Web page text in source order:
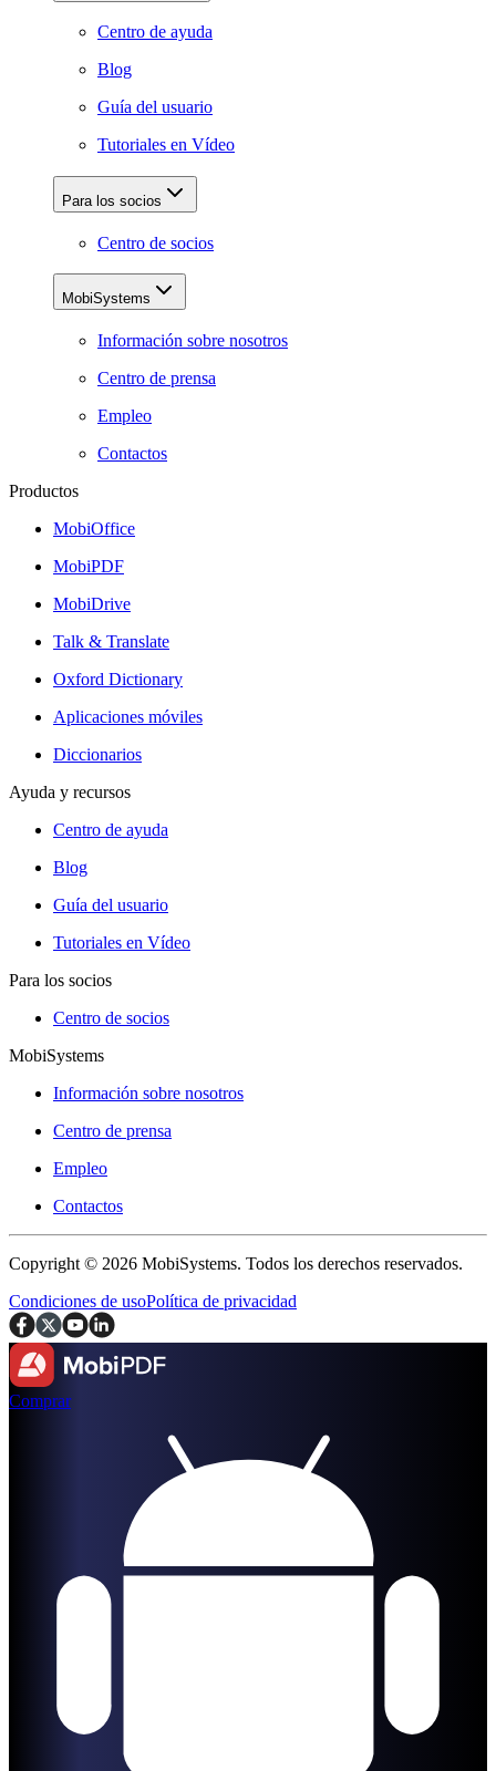
Centro de ayuda
Blog
Guía del usuario
Tutoriales en Vídeo
Para los socios
Centro de socios
MobiSystems
Información sobre nosotros
Centro de prensa
Empleo
Contactos
Productos
MobiOffice
MobiPDF
MobiDrive
Talk & Translate
Oxford Dictionary
Aplicaciones móviles
Diccionarios
Ayuda y recursos
Centro de ayuda
Blog
Guía del usuario
Tutoriales en Vídeo
Para los socios
Centro de socios
MobiSystems
Información sobre nosotros
Centro de prensa
Empleo
Contactos
Copyright © 2026 MobiSystems. Todos los derechos reservados.
Condiciones de usoPolítica de privacidad
Comprar